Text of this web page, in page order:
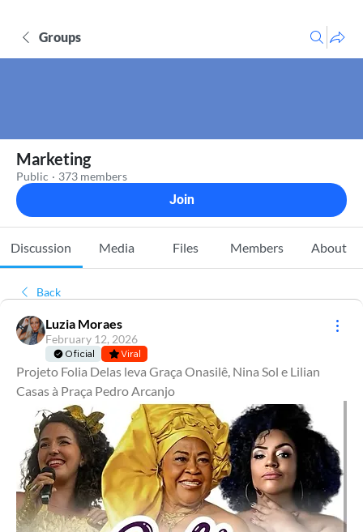
Groups
Marketing
Public · 373 members
Join
Discussion Media Files Members About
Back
Luzia Moraes
February 12, 2026
Oficial Viral
Projeto Folia Delas leva Graça Onasilê, Nina Sol e Lilian
Casas à Praça Pedro Arcanjo